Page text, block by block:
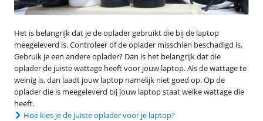
Het is belangrijk dat je de oplader gebruikt die bij de laptop
meegeleverd is. Controleer of de oplader misschien beschadigd is.
Gebruik je een andere oplader? Dan is het belangrijk dat die
oplader de juiste wattage heeft voor jouw laptop. Als de wattage te
weinig is, dan laadt jouw laptop namelijk niet goed op. Op de
oplader die is meegeleverd bij jouw laptop staat welke wattage die
heeft.
Hoe kies je de juiste oplader voor je laptop?